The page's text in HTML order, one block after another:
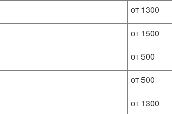
от 1300
от 1500
от 500
от 500
от 1300